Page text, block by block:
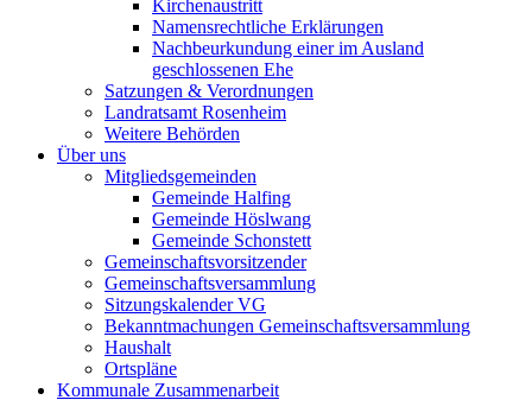
Kirchenaustritt
Namensrechtliche Erklärungen
Nachbeurkundung einer im Ausland
geschlossenen Ehe
Satzungen & Verordnungen
Landratsamt Rosenheim
Weitere Behörden
Über uns
Mitgliedsgemeinden
Gemeinde Halfing
Gemeinde Höslwang
Gemeinde Schonstett
Gemeinschaftsvorsitzender
Gemeinschaftsversammlung
Sitzungskalender VG
Bekanntmachungen Gemeinschaftsversammlung
Haushalt
Ortspläne
Kommunale Zusammenarbeit